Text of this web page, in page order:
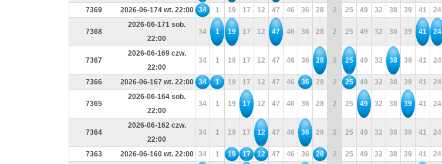
7369 2026-06-174 wt. 22:00 34 1 19 17 12 47 46 36 28 2 25 49 32 38 39 41 24
7368
2026-06-171 sob.
22:00
34 1 19 17 12 47 46 36 28 2 25 49 32 38 39 41 24
7367
2026-06-169 czw.
22:00
34 1 19 17 12 47 46 36 28 2 25 49 32 38 39 41 24
7366 2026-06-167 wt. 22:00 34 1 19 17 12 47 46 36 28 2 25 49 32 38 39 41 24
7365
2026-06-164 sob.
22:00
34 1 19 17 12 47 46 36 28 2 25 49 32 38 39 41 24
7364
2026-06-162 czw.
22:00
34 1 19 17 12 47 46 36 28 2 25 49 32 38 39 41 24
7363 2026-06-160 wt. 22:00 34 1 19 17 12 47 46 36 28 2 25 49 32 38 39 41 24